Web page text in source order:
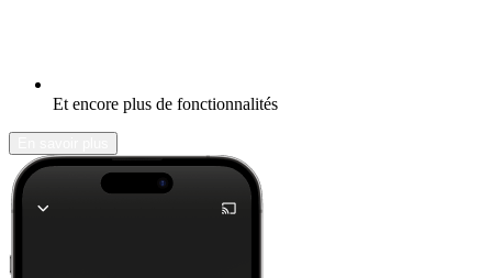
Et encore plus de fonctionnalités